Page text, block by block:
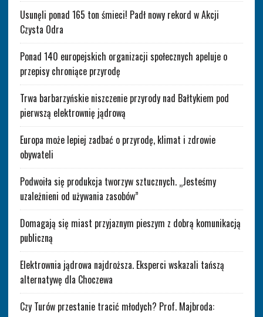
Usunęli ponad 165 ton śmieci! Padł nowy rekord w Akcji
Czysta Odra
Ponad 140 europejskich organizacji społecznych apeluje o
przepisy chroniące przyrodę
Trwa barbarzyńskie niszczenie przyrody nad Bałtykiem pod
pierwszą elektrownię jądrową
Europa może lepiej zadbać o przyrodę, klimat i zdrowie
obywateli
Podwoiła się produkcja tworzyw sztucznych. „Jesteśmy
uzależnieni od używania zasobów”
Domagają się miast przyjaznym pieszym z dobrą komunikacją
publiczną
Elektrownia jądrowa najdroższa. Eksperci wskazali tańszą
alternatywę dla Choczewa
Czy Turów przestanie tracić młodych? Prof. Majbroda: